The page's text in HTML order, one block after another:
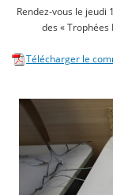
Rendez-vous le jeudi
des « Trophées
Télécharger le